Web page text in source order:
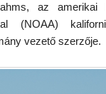
az amerikai
(NOAA)
vezető szerzője.